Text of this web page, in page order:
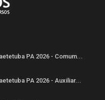
PA 2026 - Comum...
PA 2026 - Auxiliar...